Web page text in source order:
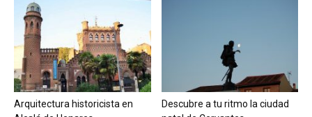
Arquitectura historicista en
Descubre a tu ritmo la ciudad